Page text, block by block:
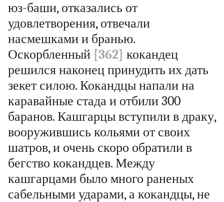
юз-баши, отказались от
удовлетворения, отвечали
насмешками и бранью.
Оскорбленный [362] кокандец
решился наконец принудить их дать
зекет силою. Кокандцы напали на
каравайные стада и отбили 300
баранов. Кашгарцы вступили в драку,
вооружившись кольями от своих
шатров, и очень скоро обратили в
бегство кокандцев. Между
кашгарцами было много раненых
сабельными ударами, а кокандцы, не